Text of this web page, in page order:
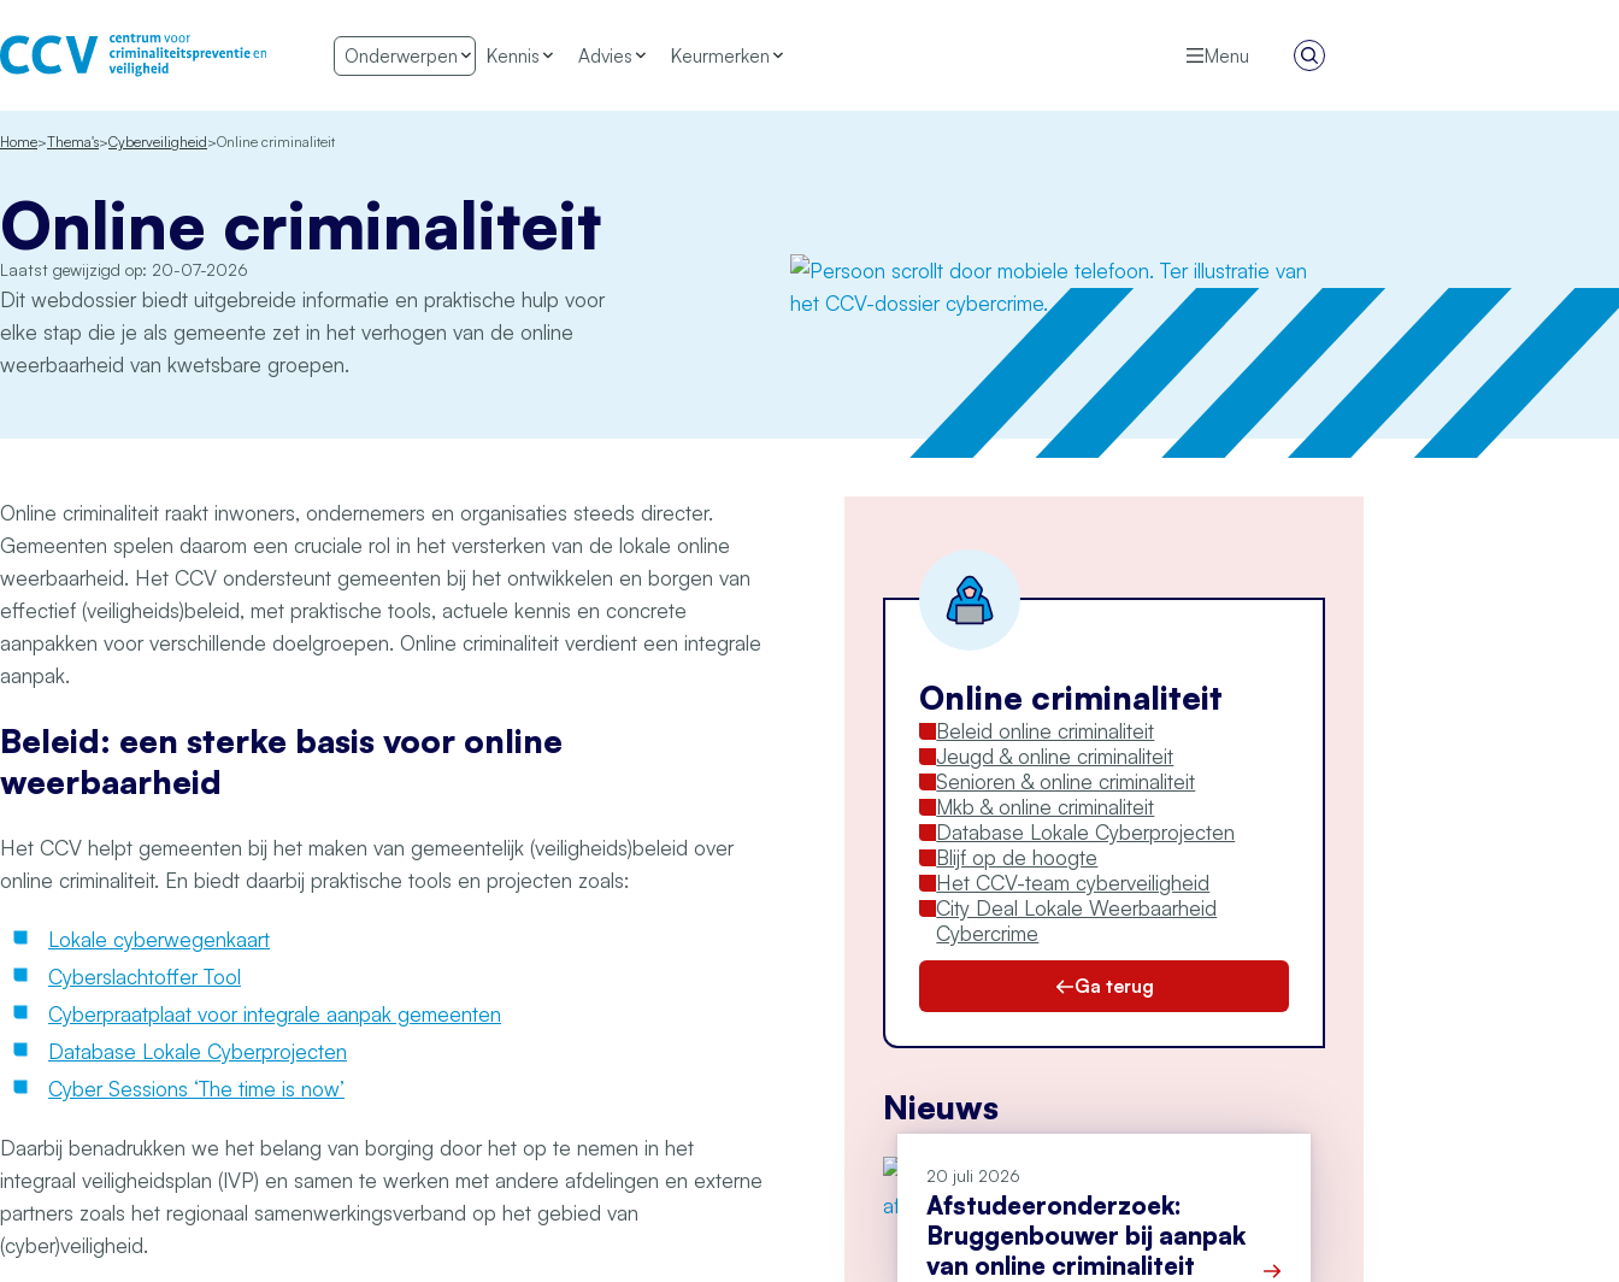
Onderwerpen Kennis Advies Keurmerken Menu
Zoeken
Home Thema's Cyberveiligheid Online criminaliteit
Online criminaliteit
Laatst gewijzigd op: 20-07-2026
Dit webdossier biedt uitgebreide informatie en praktische hulp voor
elke stap die je als gemeente zet in het verhogen van de online
weerbaarheid van kwetsbare groepen.
Online criminaliteit raakt inwoners, ondernemers en organisaties steeds directer.
Gemeenten spelen daarom een cruciale rol in het versterken van de lokale online
weerbaarheid. Het CCV ondersteunt gemeenten bij het ontwikkelen en borgen van
effectief (veiligheids)beleid, met praktische tools, actuele kennis en concrete
aanpakken voor verschillende doelgroepen. Online criminaliteit verdient een integrale
aanpak.
Beleid: een sterke basis voor online
weerbaarheid
Het CCV helpt gemeenten bij het maken van gemeentelijk (veiligheids)beleid over
online criminaliteit. En biedt daarbij praktische tools en projecten zoals:
Lokale cyberwegenkaart
Cyberslachtoffer Tool
Cyberpraatplaat voor integrale aanpak gemeenten
Database Lokale Cyberprojecten
Cyber Sessions ‘The time is now’
Daarbij benadrukken we het belang van borging door het op te nemen in het
integraal veiligheidsplan (IVP) en samen te werken met andere afdelingen en externe
partners zoals het regionaal samenwerkingsverband op het gebied van
(cyber)veiligheid.
Online criminaliteit
Beleid online criminaliteit
Jeugd & online criminaliteit
Senioren & online criminaliteit
Mkb & online criminaliteit
Database Lokale Cyberprojecten
Blijf op de hoogte
Het CCV-team cyberveiligheid
City Deal Lokale Weerbaarheid
Cybercrime
Ga terug
Nieuws
20 juli 2026
Afstudeeronderzoek:
Bruggenbouwer bij aanpak
van online criminaliteit